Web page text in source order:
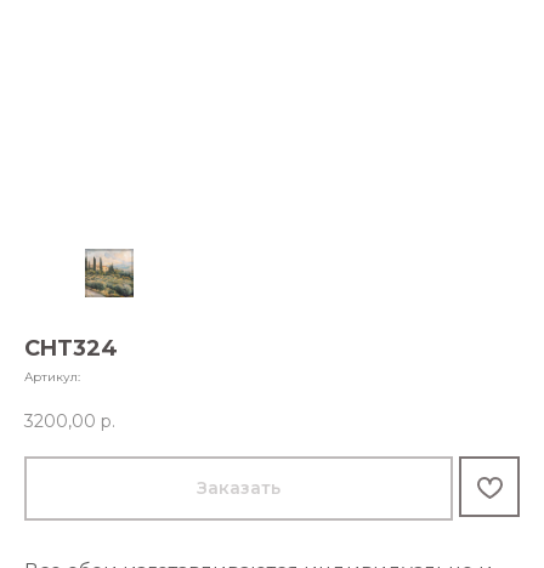
CHT324
Артикул:
3200,00 р.
Заказать